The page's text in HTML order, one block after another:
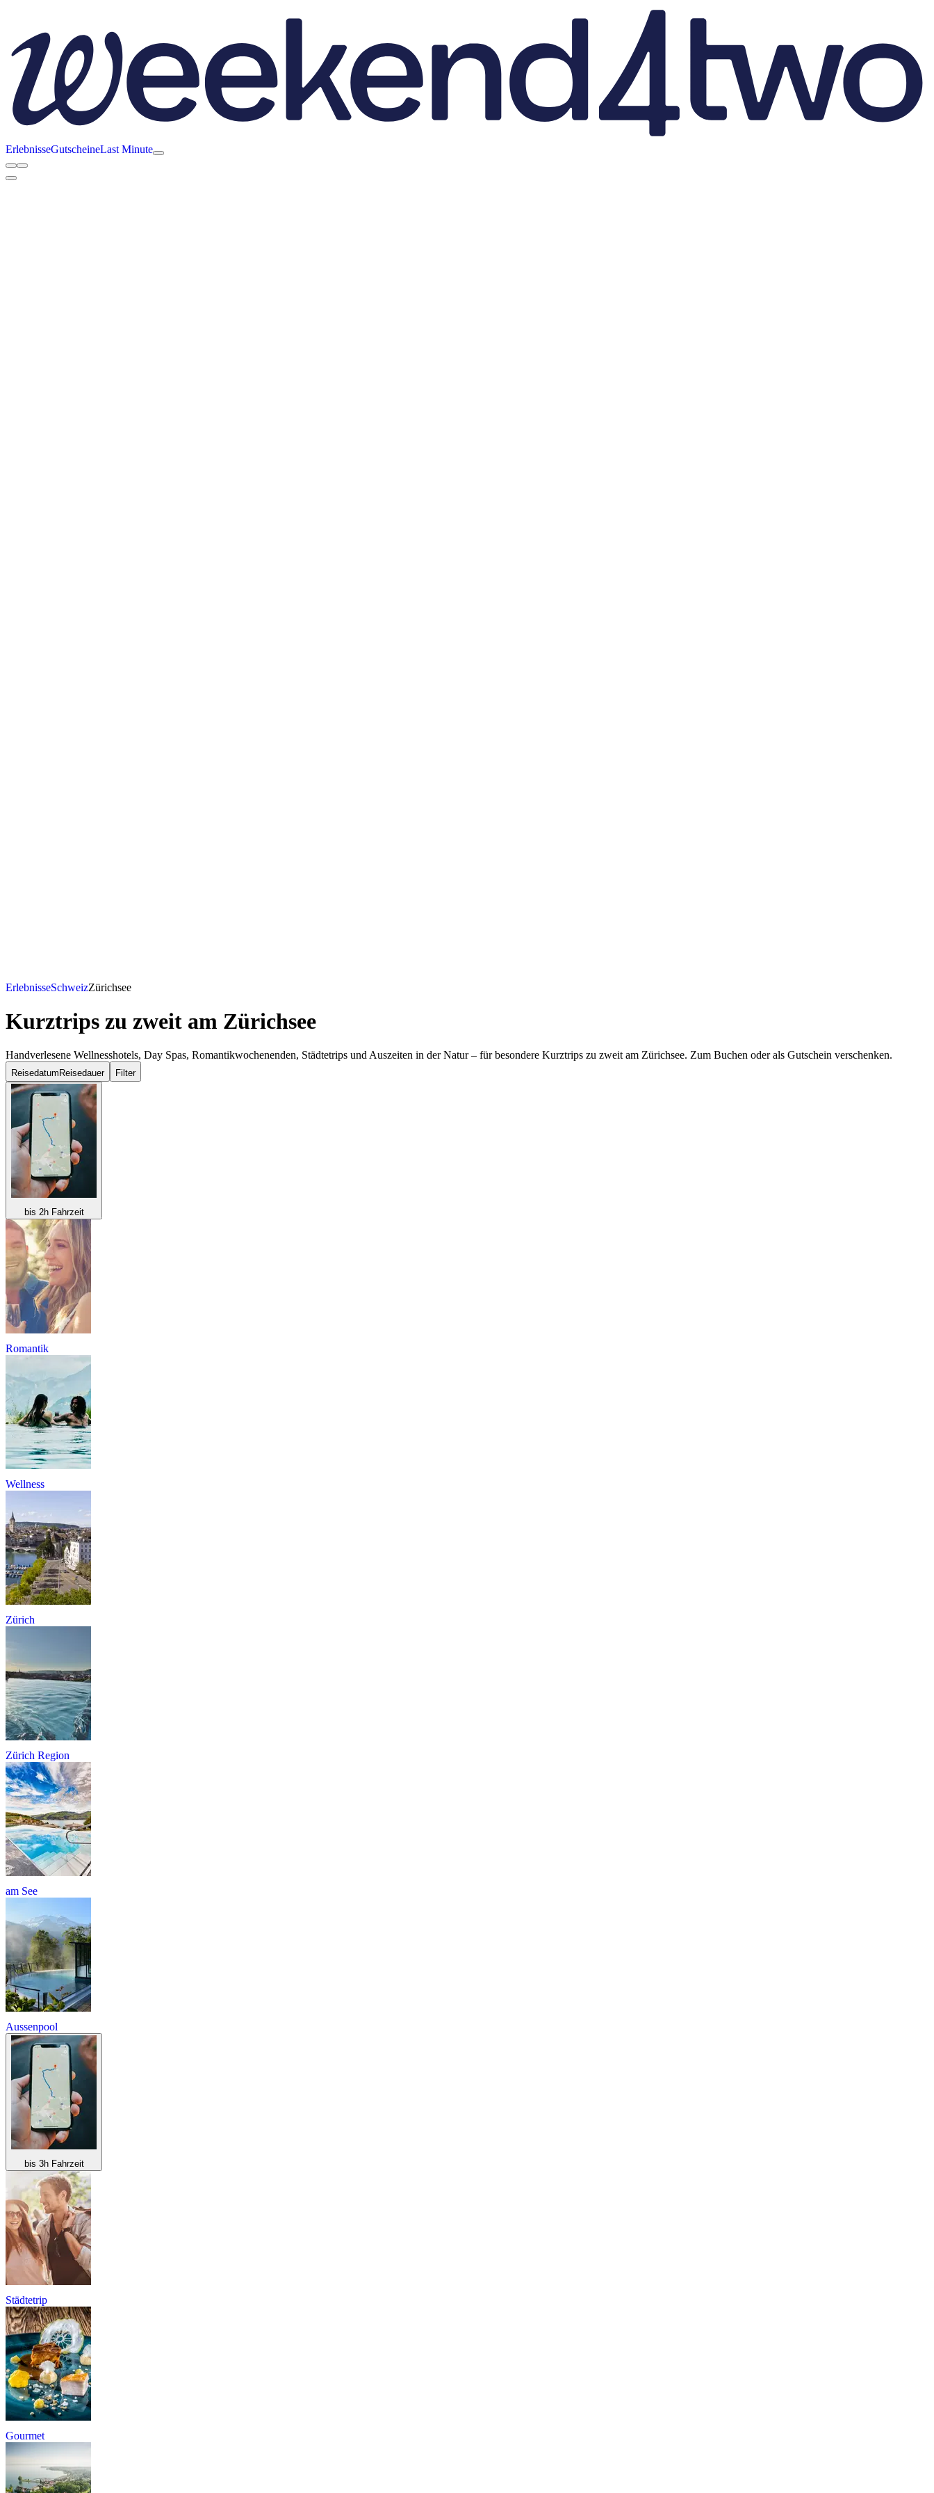
ErlebnisseGutscheineLast Minute
ErlebnisseSchweizZürichsee
Kurztrips zu zweit am Zürichsee
Handverlesene Wellnesshotels, Day Spas, Romantikwochenenden, Städtetrips und Auszeiten in der Natur – für besondere Kurztrips zu zweit am Zürichsee. Zum Buchen oder als Gutschein verschenken.
Reisedatum Reisedauer Filter
bis 2h Fahrzeit
Romantik
Wellness
Zürich
Zürich Region
am See
Aussenpool
bis 3h Fahrzeit
Städtetrip
Gourmet